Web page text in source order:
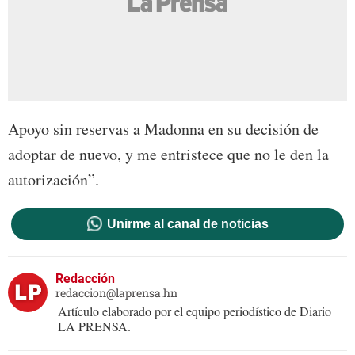
Apoyo sin reservas a Madonna en su decisión de
adoptar de nuevo, y me entristece que no le den la
autorización”.
Unirme al canal de noticias
Redacción
redaccion@laprensa.hn
Artículo elaborado por el equipo periodístico de Diario
LA PRENSA.